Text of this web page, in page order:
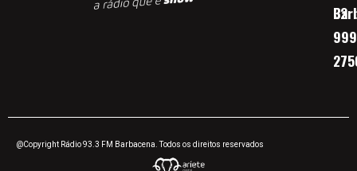
32
@Copyright Rádio 93.3 FM Barbacena. Todos os direitos reservados